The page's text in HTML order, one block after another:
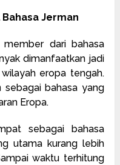
Jerman
member dari bahasa
dimanfaatkan jadi
eropa tengah.
sebagai bahasa yang
Eropa.
sebagai bahasa
utama kurang lebih
waktu terhitung